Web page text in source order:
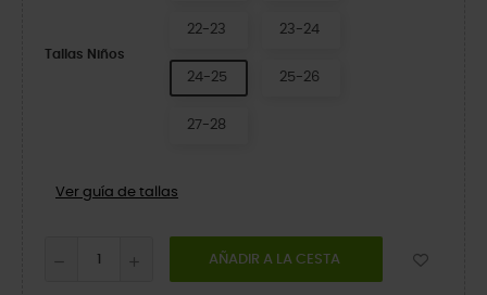
Tallas Niños
22-23 23-24
24-25 25-26
27-28
Ver guía de tallas
AÑADIR A LA CESTA